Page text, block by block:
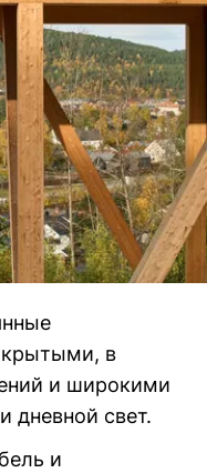
в
и широкими
свет.
и